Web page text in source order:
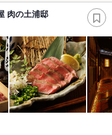
肉の土浦邸